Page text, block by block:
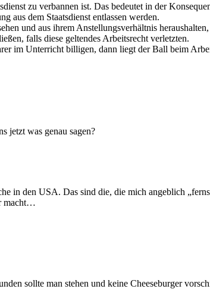
zu verbannen ist. Das bedeutet in der
aus dem Staatsdienst entlassen werden.
und aus ihrem Anstellungsverhältnis
falls diese geltendes Arbeitsrecht verletzten.
im Unterricht billigen, dann liegt der Ball beim
jetzt was genau sagen?
in den USA. Das sind die, die mich angeblich
macht…
sollte man stehen und keine Cheeseburger